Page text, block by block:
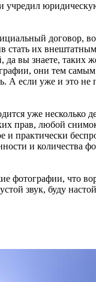
учредил
договор,
их
вы знаете, таких
они тем
А если уже и это
уже несколько
прав, любой
и практически
и количества
фотографии, что
звук, буду